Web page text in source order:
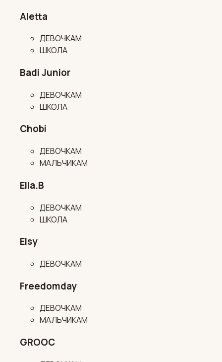
Aletta
ДЕВОЧКАМ
ШКОЛА
Badi Junior
ДЕВОЧКАМ
ШКОЛА
Chobi
ДЕВОЧКАМ
МАЛЬЧИКАМ
Ella.B
ДЕВОЧКАМ
ШКОЛА
Elsy
ДЕВОЧКАМ
Freedomday
ДЕВОЧКАМ
МАЛЬЧИКАМ
GROOC